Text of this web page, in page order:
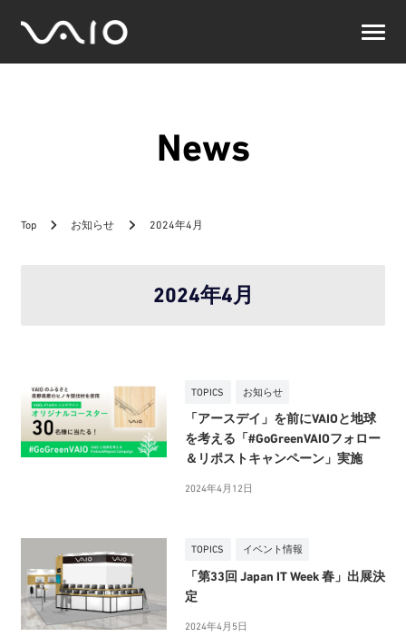
公
News
Top お知らせ 2024年4月
2024年4月
TOPICS お知らせ
「アースデイ」を前にVAIOと地球
を考える「#GoGreenVAIOフォロー
＆リポストキャンペーン」実施
2024年4月12日
TOPICS イベント情報
「第33回 Japan IT Week 春」出展決
定
2024年4月5日